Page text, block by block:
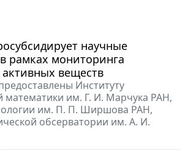
научные
рамках мониторинга
веществ
Институту
математики им. Г. И. Марчука РАН,
им. П. П. Ширшова РАН,
обсерватории им. А. И.